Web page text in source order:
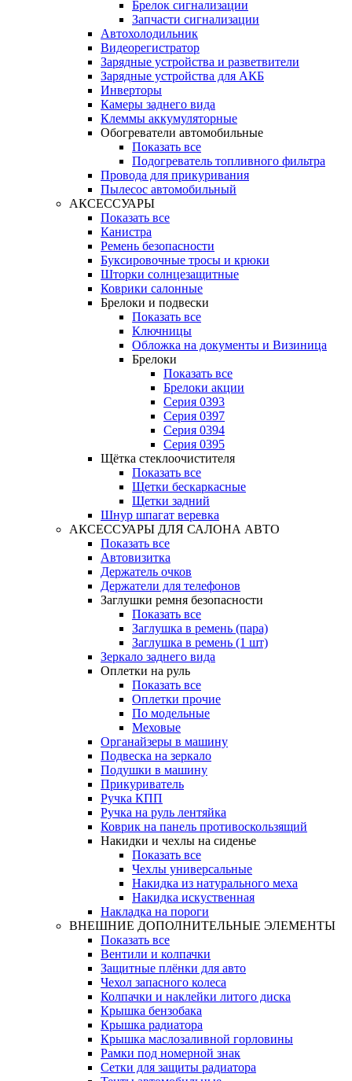
Брелок сигнализации
Запчасти сигнализации
Автохолодильник
Видеорегистратор
Зарядные устройства и разветвители
Зарядные устройства для АКБ
Инверторы
Камеры заднего вида
Клеммы аккумуляторные
Обогреватели автомобильные
Показать все
Подогреватель топливного фильтра
Провода для прикуривания
Пылесос автомобильный
АКСЕССУАРЫ
Показать все
Канистра
Ремень безопасности
Буксировочные тросы и крюки
Шторки солнцезащитные
Коврики салонные
Брелоки и подвески
Показать все
Ключницы
Обложка на документы и Визиница
Брелоки
Показать все
Брелоки акции
Серия 0393
Серия 0397
Серия 0394
Серия 0395
Щётка стеклоочистителя
Показать все
Щетки бескаркасные
Щетки задний
Шнур шпагат веревка
АКСЕССУАРЫ ДЛЯ САЛОНА АВТО
Показать все
Автовизитка
Держатель очков
Держатели для телефонов
Заглушки ремня безопасности
Показать все
Заглушка в ремень (пара)
Заглушка в ремень (1 шт)
Зеркало заднего вида
Оплетки на руль
Показать все
Оплетки прочиe
По модельные
Меховые
Органайзеры в машину
Подвеска на зеркало
Подушки в машину
Прикуриватель
Ручка КПП
Ручка на руль лентяйка
Коврик на панель противоскользящий
Накидки и чехлы на сиденье
Показать все
Чехлы универсальные
Накидка из натурального меха
Накидка искуственная
Накладка на пороги
ВНЕШНИЕ ДОПОЛНИТЕЛЬНЫЕ ЭЛЕМЕНТЫ
Показать все
Вентили и колпачки
Защитные плёнки для авто
Чехол запасного колеса
Колпачки и наклейки литого диска
Крышка бензобака
Крышка радиатора
Крышка маслозаливной горловины
Рамки под номерной знак
Сетки для защиты радиатора